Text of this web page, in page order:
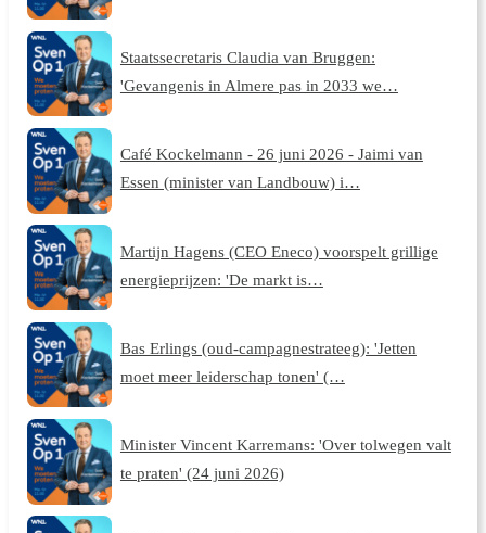
Staatssecretaris Claudia van Bruggen:
'Gevangenis in Almere pas in 2033 we…
Café Kockelmann - 26 juni 2026 - Jaimi van
Essen (minister van Landbouw) i…
Martijn Hagens (CEO Eneco) voorspelt grillige
energieprijzen: 'De markt is…
Bas Erlings (oud-campagnestrateeg): 'Jetten
moet meer leiderschap tonen' (…
Minister Vincent Karremans: 'Over tolwegen valt
te praten' (24 juni 2026)